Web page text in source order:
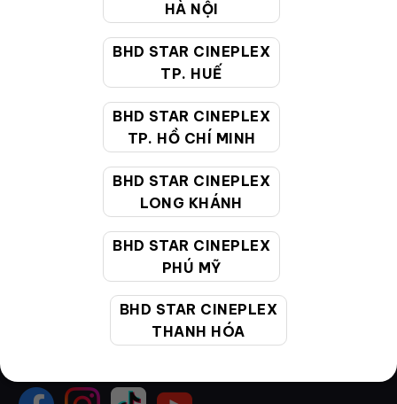
HÀ NỘI
BHD STAR CINEPLEX
TP. HUẾ
BHD STAR CINEPLEX
TP. HỒ CHÍ MINH
BHD STAR CINEPLEX
LONG KHÁNH
BHD STAR CINEPLEX
PHÚ MỸ
BHD STAR CINEPLEX
THANH HÓA
Quy định và chính sách chung
Chính sách bảo vệ thông tin cá nhân của người tiêu
CHĂM SÓC KHÁCH HÀNG
19002099
9:00 - 22:00 (Tất cả các ngày bao
gồm cả Lễ, Tết)
cskh@bhdstar.vn